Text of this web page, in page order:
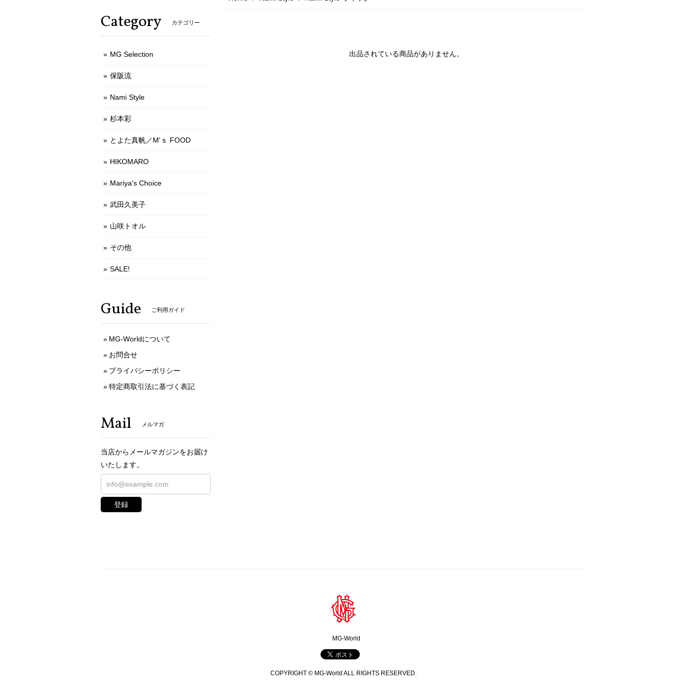
出品されている商品がありません。
Category カテゴリー
MG Selection
保阪流
Nami Style
杉本彩
とよた真帆／M'ｓ FOOD
HIKOMARO
Mariya's Choice
武田久美子
山咲トオル
その他
SALE!
Guide ご利用ガイド
MG-Worldについて
お問合せ
プライバシーポリシー
特定商取引法に基づく表記
Mail メルマガ
当店からメールマガジンをお届け
いたします。
登録
MG-World
COPYRIGHT © MG-World ALL RIGHTS RESERVED.